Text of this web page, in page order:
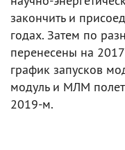
закончить и
годах. Затем по
перенесены на
график запусков
модуль и МЛМ
2019-м.